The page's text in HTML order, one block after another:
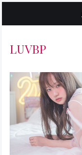
LUVBP